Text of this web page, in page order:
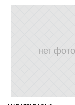
нет фото